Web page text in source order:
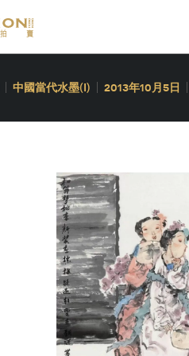
中國當代水墨(I) 2013年10月5日